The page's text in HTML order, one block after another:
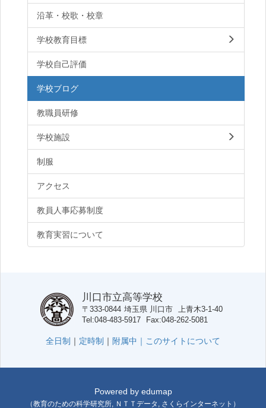
沿革・校歌・校章
学校教育目標
学校自己評価
学校ブログ
教職員研修
学校施設
制服
アクセス
教員人事応募制度
教育実習について
川口市立高等学校
〒333-0844 埼玉県 川口市 上青木3-1-40
Tel 048-483-5917 Fax 048-262-5081
全日制 ｜ 定時制 ｜ 附属中｜ このサイトについて
Powered by edumap
（教育のための科学研究所, ＮＴＴデータ , さくらインターネット ）